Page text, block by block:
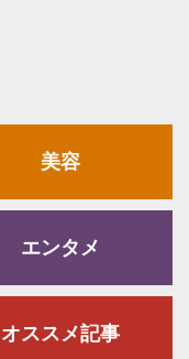
美容
エンタメ
オススメ記事